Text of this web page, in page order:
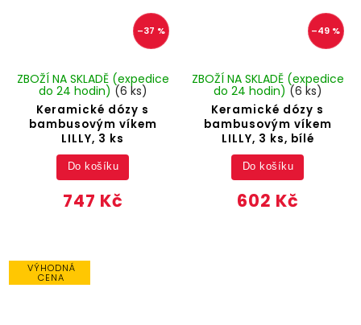
–37 %
Keramické dózy s
bambusovým víkem
LILLY, 3 ks
ZBOŽÍ NA SKLADĚ (expedice
do 24 hodin) (6 ks)
747 Kč
Do košíku
–49 %
Keramické dózy s
bambusovým víkem
LILLY, 3 ks, bílé
ZBOŽÍ NA SKLADĚ (expedice
do 24 hodin) (6 ks)
602 Kč
Do košíku
VÝHODNÁ
CENA